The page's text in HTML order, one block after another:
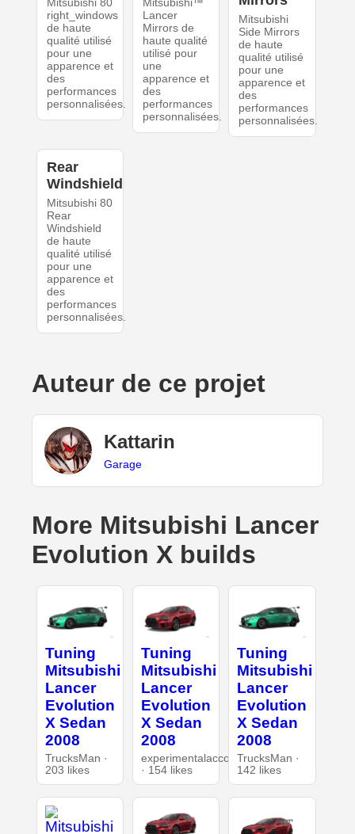
Mitsubishi 80
right_windows
de haute
qualité utilisé
pour une
apparence et
des
performances
personnalisées.
Mitsubishi™
Lancer
Mirrors de
haute qualité
utilisé pour
une
apparence et
des
performances
personnalisées.
Mitsubishi
Side Mirrors
de haute
qualité utilisé
pour une
apparence et
des
performances
personnalisées.
Rear
Windshield
Mitsubishi 80
Rear
Windshield
de haute
qualité utilisé
pour une
apparence et
des
performances
personnalisées.
Auteur de ce projet
Kattarin
Garage
More Mitsubishi Lancer
Evolution X builds
Tuning
Mitsubishi
Lancer
Evolution
X Sedan
2008
TrucksMan ·
203 likes
Tuning
Mitsubishi
Lancer
Evolution
X Sedan
2008
experimentalaccount
· 154 likes
Tuning
Mitsubishi
Lancer
Evolution
X Sedan
2008
TrucksMan ·
142 likes